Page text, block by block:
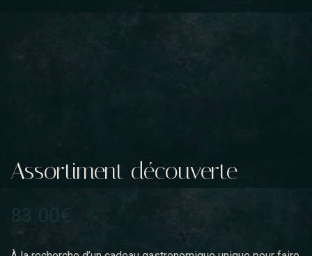
Assortiment découverte
83.00